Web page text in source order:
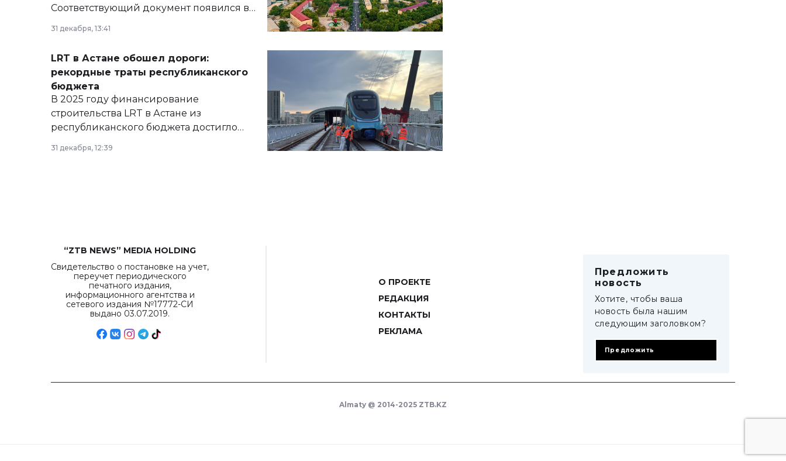
Соответствующий документ появился в
базе нормативных правовых актов и на
сайте маслихат города.
31 декабря, 13:41
LRT в Астане обошел дороги:
рекордные траты республиканского
бюджета
В 2025 году финансирование
строительства LRT в Астане из
республиканского бюджета достигло
рекордных объемов.
31 декабря, 12:39
“ZTB NEWS” MEDIA HOLDING
Свидетельство о постановке на учет,
переучет периодического
печатного издания,
информационного агентства и
сетевого издания №17772-СИ
выдано 03.07.2019.
О ПРОЕКТЕ
РЕДАКЦИЯ
КОНТАКТЫ
РЕКЛАМА
Предложить
новость
Хотите, чтобы ваша
новость была нашим
следующим заголовком?
Предложить
Almaty @ 2014-2025 ZTB.KZ